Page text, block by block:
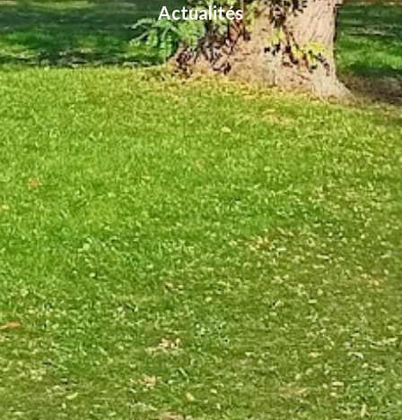
Actualités